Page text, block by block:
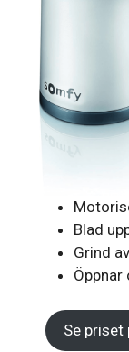
Blad
Grind
Öppnar
Se priset